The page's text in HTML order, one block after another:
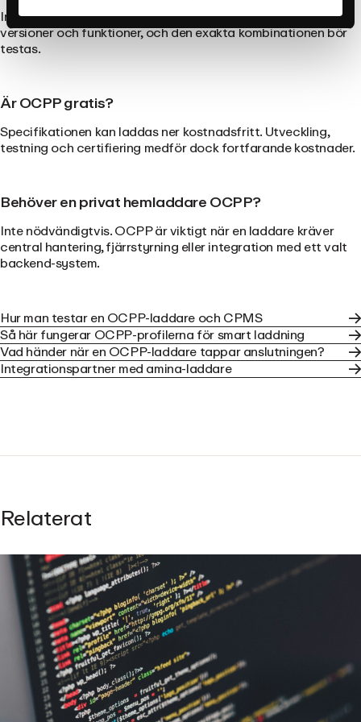
Inte automatiskt. Båda sidorna måste ha kompatibla
versioner och funktioner, och den exakta kombinationen bör
testas.
Är OCPP gratis?
Specifikationen kan laddas ner kostnadsfritt. Utveckling,
testning och certifiering medför dock fortfarande kostnader.
Behöver en privat hemladdare OCPP?
Inte nödvändigtvis. OCPP är viktigt när en laddare kräver
central hantering, fjärrstyrning eller integration med ett valt
backend-system.
Hur man testar en OCPP-laddare och CPMS
Så här fungerar OCPP-profilerna för smart laddning
Vad händer när en OCPP-laddare tappar anslutningen?
Integrationspartner med amina-laddare
Relaterat